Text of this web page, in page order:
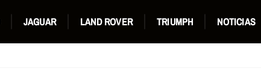
JAGUAR LAND ROVER TRIUMPH NOTICIAS